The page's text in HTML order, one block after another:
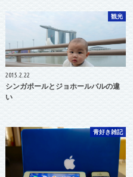
観光
2015.2.22
シンガポールとジョホールバルの違
い
青好き雑記